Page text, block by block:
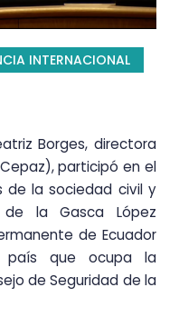
INTERNACIONAL
Borges, directora
participó en el
de la sociedad civil y
la Gasca López
de Ecuador
país que ocupa la
de Seguridad de la